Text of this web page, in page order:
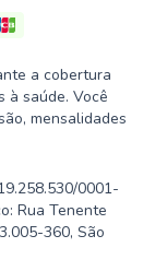
a cobertura
à saúde. Você
mensalidades
0001-
Rua Tenente
360, São